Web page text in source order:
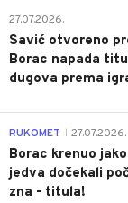
27.07.2026.
Savić otvoreno
Borac napada
dugova prema
RUKOMET 27.07.2026.
Borac krenuo
jedva dočekali
zna - titula!